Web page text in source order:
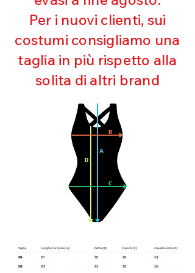
Ultra cloro resistente
Mantenimento della forma
Perfetta vestibilità
Asciugatura rapida
Bielastico
Per i nuovi clienti, sui
costumi consigliamo una
taglia in più rispetto alla
solita di altri brand